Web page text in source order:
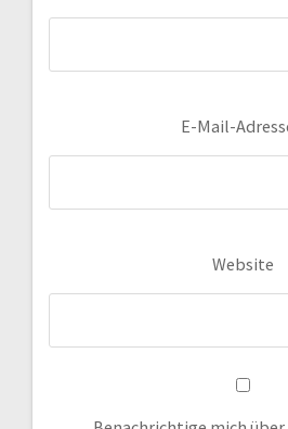
E-Mail-
Website